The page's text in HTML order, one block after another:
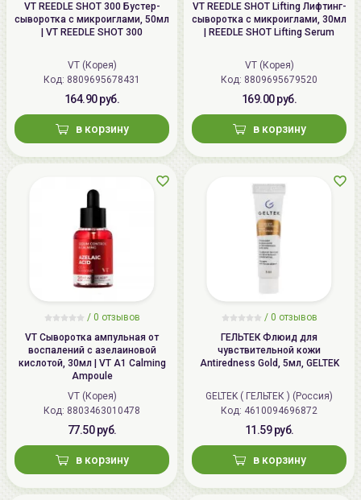
VT REEDLE SHOT 300 Бустер-
сыворотка с микроиглами, 50мл
| VT REEDLE SHOT 300
VT (Корея)
Код: 8809695678431
164.90 руб.
в корзину
VT REEDLE SHOT Lifting Лифтинг-
сыворотка с микроиглами, 30мл
| REEDLE SHOT Lifting Serum
VT (Корея)
Код: 8809695679520
169.00 руб.
в корзину
/ 0 отзывов
VT Сыворотка ампульная от
воспалений с азелаиновой
кислотой, 30мл | VT A1 Calming
Ampoule
VT (Корея)
Код: 8803463010478
77.50 руб.
в корзину
/ 0 отзывов
ГЕЛЬТЕК Флюид для
чувствительной кожи
Antiredness Gold, 5мл, GELTEK
GELTEK ( ГЕЛЬТЕК ) (Россия)
Код: 4610094696872
11.59 руб.
в корзину